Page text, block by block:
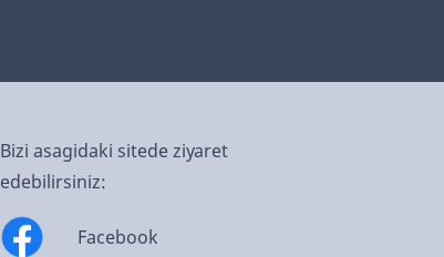
Bizi asagidaki sitede ziyaret
edebilirsiniz:
Facebook